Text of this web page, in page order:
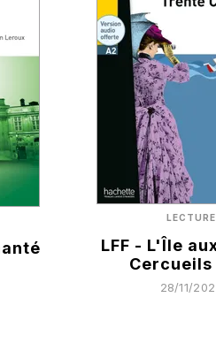
LECTURE
LFF - L'Île
Cercueils
28/11/